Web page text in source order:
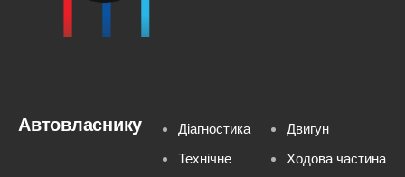
Автовласнику
Діагностика
Технічне
Двигун
Ходова частина